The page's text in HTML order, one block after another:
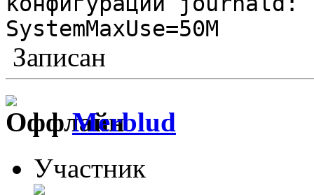
SystemMaxUse=50M
Записан
Merblud
Участник